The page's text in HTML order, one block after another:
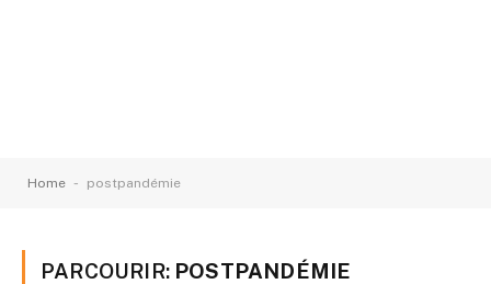
Home - postpandémie
PARCOURIR: POSTPANDÉMIE